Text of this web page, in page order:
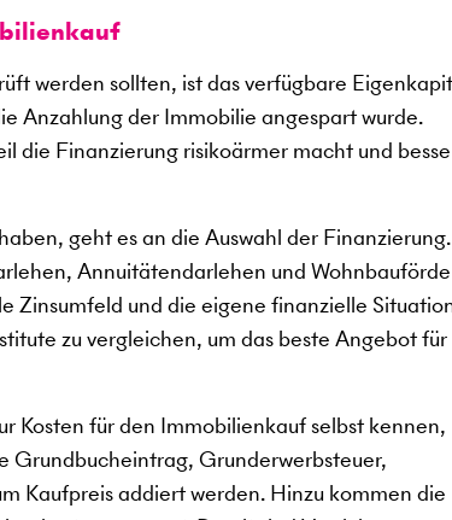
werden sollten, ist das verfügbare
Anzahlung der Immobilie angespart wurde.
die Finanzierung risikoärmer macht und
geht es an die Auswahl der
Annuitätendarlehen und
Zinsumfeld und die eigene finanzielle
zu vergleichen, um das beste Angebot für
Kosten für den Immobilienkauf selbst kennen,
Grundbucheintrag, Grunderwerbsteuer,
Kaufpreis addiert werden. Hinzu kommen die